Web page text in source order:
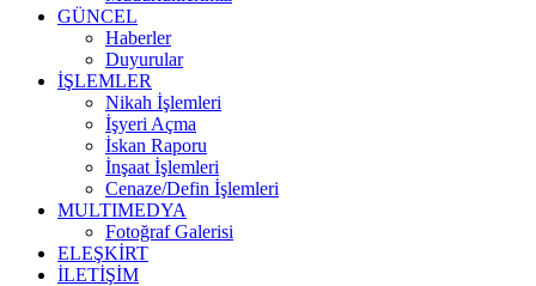
GÜNCEL
Haberler
Duyurular
İŞLEMLER
Nikah İşlemleri
İşyeri Açma
İskan Raporu
İnşaat İşlemleri
Cenaze/Defin İşlemleri
MULTIMEDYA
Fotoğraf Galerisi
ELEŞKİRT
İLETİŞİM